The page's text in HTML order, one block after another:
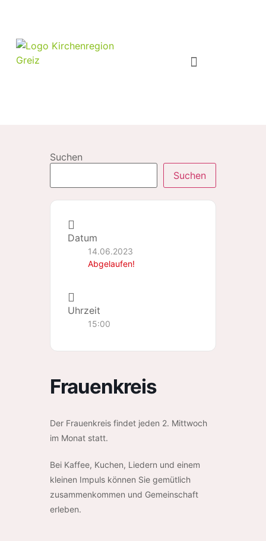
Suchen
Suchen
Datum
14.06.2023
Abgelaufen!
Uhrzeit
15:00
Frauenkreis
Der Frauenkreis findet jeden 2. Mittwoch
im Monat statt.
Bei Kaffee, Kuchen, Liedern und einem
kleinen Impuls können Sie gemütlich
zusammenkommen und Gemeinschaft
erleben.